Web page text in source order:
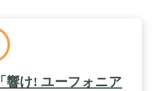
「響け! ユーフォニア